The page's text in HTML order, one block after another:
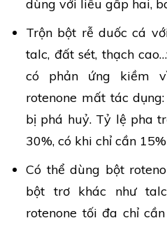
dùng với liều gấp hai,
Trộn bột rễ duốc cá
talc, đất sét, thạch
có phản ứng kiềm
rotenone mất tác
bị phá huỷ. Tỷ lệ pha
30%, có khi chỉ cần
Có thể dùng bột
bột trơ khác như
rotenone tối đa chỉ